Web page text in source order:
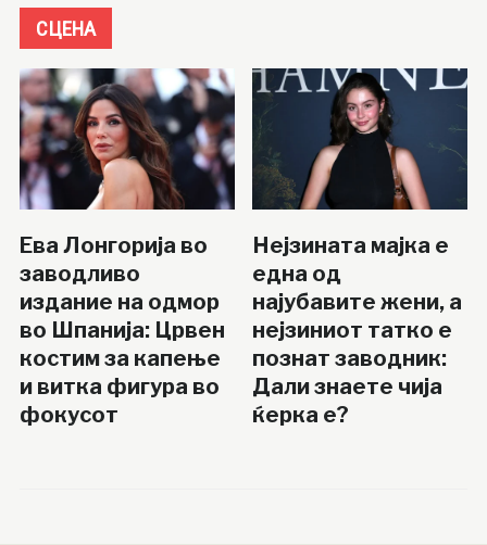
СЦЕНА
Ева Лонгорија во
заводливо
издание на одмор
во Шпанија: Црвен
костим за капење
и витка фигура во
фокусот
Нејзината мајка е
една од
најубавите жени, а
нејзиниот татко е
познат заводник:
Дали знаете чија
ќерка е?